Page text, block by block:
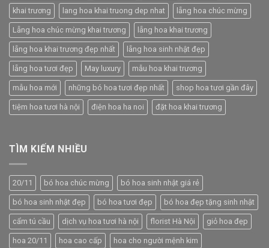
khai trương lang hoa khai truong dep nhat lẵng hoa chúc mừng
Lẵng hoa chúc mừng khai trương lẵng hoa khai trương
lẵng hoa khai trương đẹp nhất lẵng hoa sinh nhật đẹp
lẵng hoa tươi đẹp May luxury mẫu hoa khai trương
mẫu hoa mới những bó hoa tươi đẹp nhất shop hoa tươi gần đây
tiệm hoa tươi hà nội điện hoa ha noi đặt hoa khai trương
TÌM KIẾM NHIỀU
20/11 bó hoa chúc mừng bó hoa sinh nhật giá rẻ
bó hoa sinh nhật đẹp bó hoa tươi đẹp bó hoa đẹp tặng sinh nhật
cẩm tú cầu dịch vụ hoa tươi hà nội florist Hà Nội giỏ hoa đẹp
hoa 20/11 hoa cao cấp hoa cho người mệnh kim